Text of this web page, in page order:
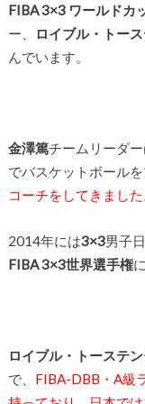
FIBA 3×3 ワールドカ
ー、
ロイブル・トー
んでいます。
金澤篤チームリーダ
でバスケットボール
コーチをしてきました
2014年には3×3男子
FIBA 3×3世界選手権
ロイブル・トーステン
で、 FIBA-DBB・A級